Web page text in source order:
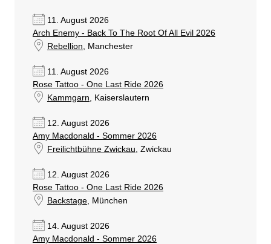
11. August 2026
Arch Enemy - Back To The Root Of All Evil 2026
Rebellion , Manchester
11. August 2026
Rose Tattoo - One Last Ride 2026
Kammgarn , Kaiserslautern
12. August 2026
Amy Macdonald - Sommer 2026
Freilichtbühne Zwickau , Zwickau
12. August 2026
Rose Tattoo - One Last Ride 2026
Backstage, München
14. August 2026
Amy Macdonald - Sommer 2026